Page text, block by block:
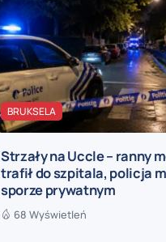
BRUKSELA
Strzały na Uccle – ranny
trafił do szpitala, policja
sporze prywatnym
68 Wyświetleń